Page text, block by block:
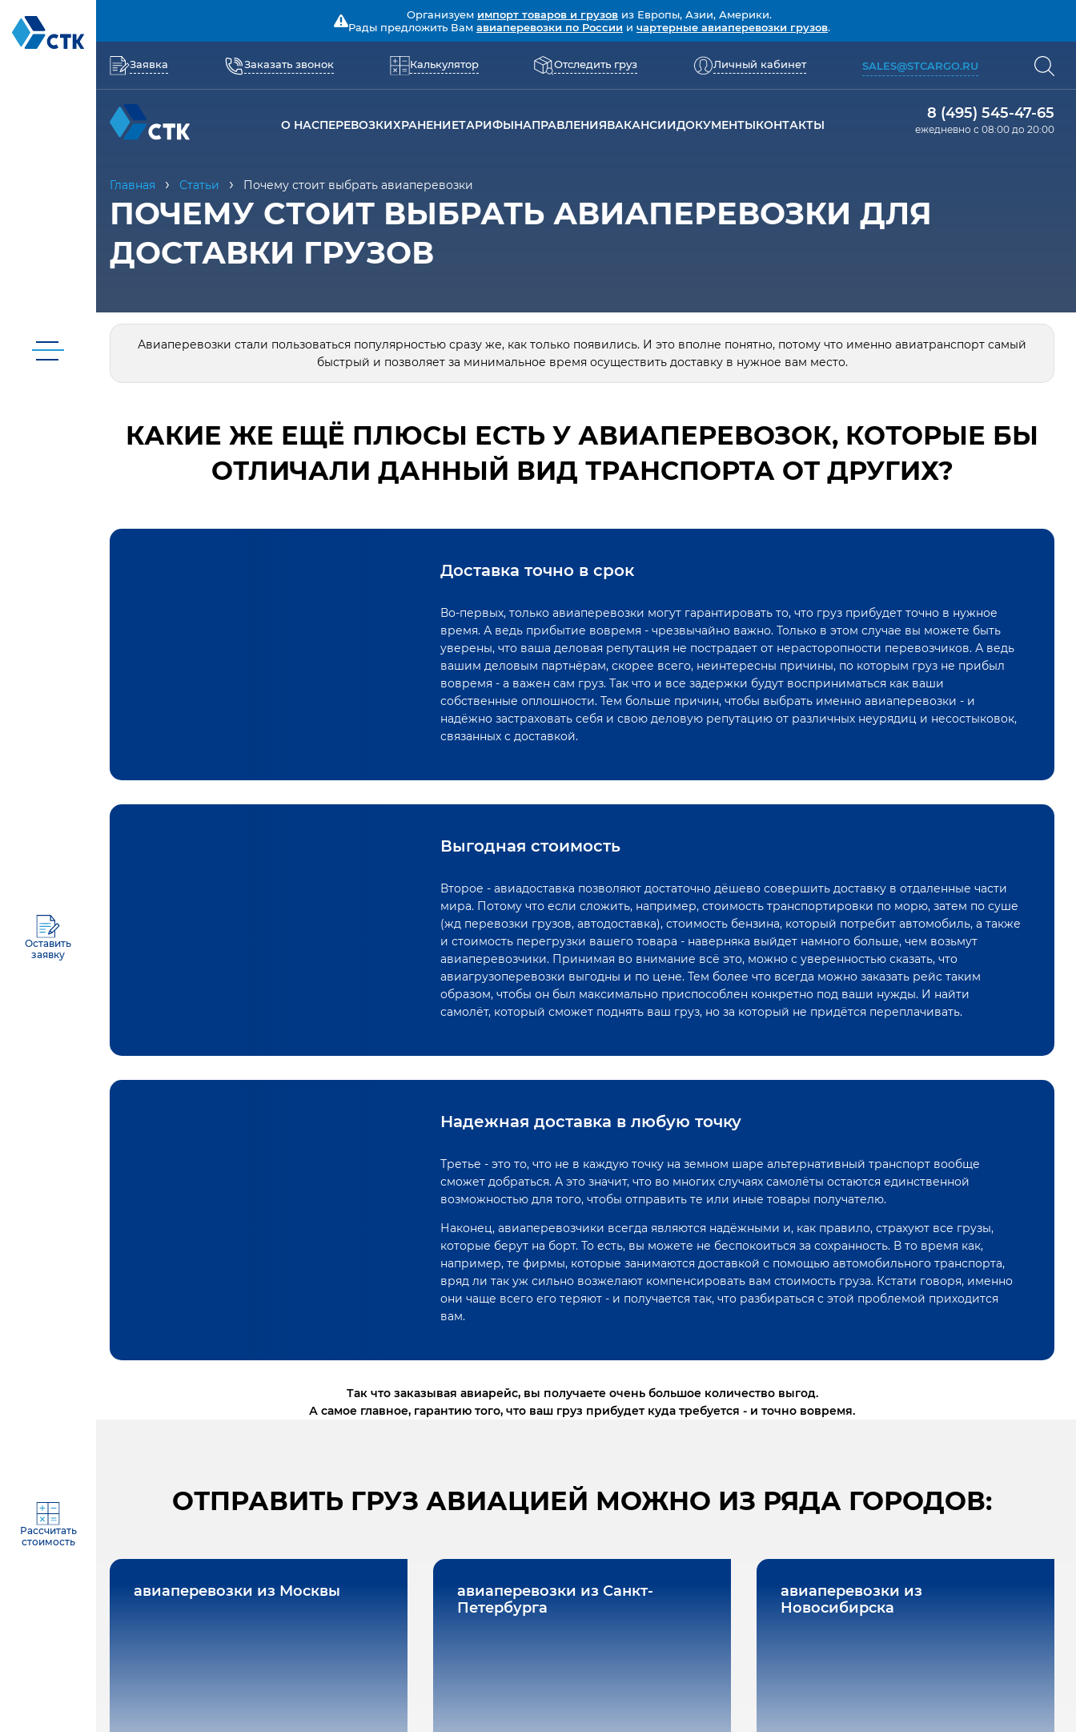
Оставить
заявку
Рассчитать
стоимость
Организуем импорт товаров и грузов из Европы, Азии, Америки.
Рады предложить Вам авиаперевозки по России и чартерные авиаперевозки грузов.
Заявка Заказать звонок Калькулятор Отследить груз Личный кабинет SALES@STCARGO.RU
О НАСПЕРЕВОЗКИХРАНЕНИЕТАРИФЫНАПРАВЛЕНИЯВАКАНСИИДОКУМЕНТЫКОНТАКТЫ
8 (495) 545-47-65
ежедневно с 08:00 до 20:00
Главная Статьи Почему стоит выбрать авиаперевозки
ПОЧЕМУ СТОИТ ВЫБРАТЬ АВИАПЕРЕВОЗКИ ДЛЯ
ДОСТАВКИ ГРУЗОВ
Авиаперевозки стали пользоваться популярностью сразу же, как только появились. И это вполне понятно, потому что именно авиатранспорт самый
быстрый и позволяет за минимальное время осуществить доставку в нужное вам место.
КАКИЕ ЖЕ ЕЩЁ ПЛЮСЫ ЕСТЬ У АВИАПЕРЕВОЗОК, КОТОРЫЕ БЫ
ОТЛИЧАЛИ ДАННЫЙ ВИД ТРАНСПОРТА ОТ ДРУГИХ?
Доставка точно в срок
Во-первых, только авиаперевозки могут гарантировать то, что груз прибудет точно в нужное
время. А ведь прибытие вовремя - чрезвычайно важно. Только в этом случае вы можете быть
уверены, что ваша деловая репутация не пострадает от нерасторопности перевозчиков. А ведь
вашим деловым партнёрам, скорее всего, неинтересны причины, по которым груз не прибыл
вовремя - а важен сам груз. Так что и все задержки будут восприниматься как ваши
собственные оплошности. Тем больше причин, чтобы выбрать именно авиаперевозки - и
надёжно застраховать себя и свою деловую репутацию от различных неурядиц и несостыковок,
связанных с доставкой.
Выгодная стоимость
Второе - авиадоставка позволяют достаточно дёшево совершить доставку в отдаленные части
мира. Потому что если сложить, например, стоимость транспортировки по морю, затем по суше
(жд перевозки грузов, автодоставка), стоимость бензина, который потребит автомобиль, а также
и стоимость перегрузки вашего товара - наверняка выйдет намного больше, чем возьмут
авиаперевозчики. Принимая во внимание всё это, можно с уверенностью сказать, что
авиагрузоперевозки выгодны и по цене. Тем более что всегда можно заказать рейс таким
образом, чтобы он был максимально приспособлен конкретно под ваши нужды. И найти
самолёт, который сможет поднять ваш груз, но за который не придётся переплачивать.
Надежная доставка в любую точку
Третье - это то, что не в каждую точку на земном шаре альтернативный транспорт вообще
сможет добраться. А это значит, что во многих случаях самолёты остаются единственной
возможностью для того, чтобы отправить те или иные товары получателю.
Наконец, авиаперевозчики всегда являются надёжными и, как правило, страхуют все грузы,
которые берут на борт. То есть, вы можете не беспокоиться за сохранность. В то время как,
например, те фирмы, которые занимаются доставкой с помощью автомобильного транспорта,
вряд ли так уж сильно возжелают компенсировать вам стоимость груза. Кстати говоря, именно
они чаще всего его теряют - и получается так, что разбираться с этой проблемой приходится
вам.
Так что заказывая авиарейс, вы получаете очень большое количество выгод.
А самое главное, гарантию того, что ваш груз прибудет куда требуется - и точно вовремя.
ОТПРАВИТЬ ГРУЗ АВИАЦИЕЙ МОЖНО ИЗ РЯДА ГОРОДОВ:
авиаперевозки из Москвы
авиаперевозки из Санкт-
Петербурга
авиаперевозки из
Новосибирска